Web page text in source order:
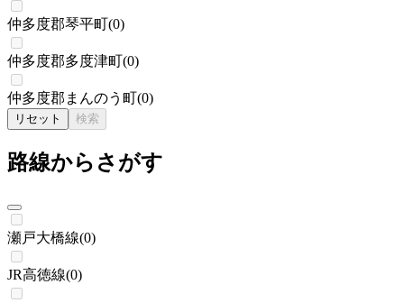
仲多度郡琴平町(0)
仲多度郡多度津町(0)
仲多度郡まんのう町(0)
リセット 検索
路線からさがす
瀬戸大橋線(0)
JR高徳線(0)